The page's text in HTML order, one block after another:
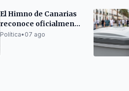
El Himno de Canarias
reconoce oficialmente
las ocho Islas
Política• 07 ago